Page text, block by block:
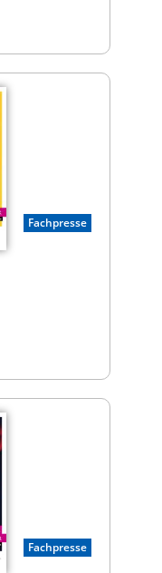
Fachpresse
Fachpresse